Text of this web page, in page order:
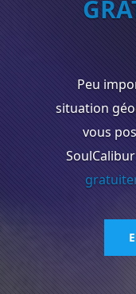
Peu
situation
vous